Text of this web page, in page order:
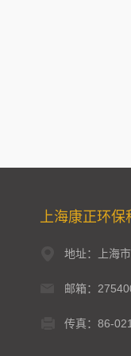
上海康正环保
地址：上海
邮箱：
传真：86-